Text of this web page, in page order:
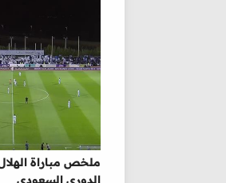
الدوري السعودي